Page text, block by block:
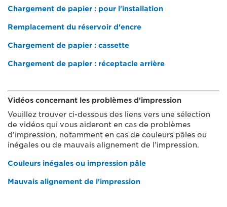
Chargement de papier : pour l'installation
Remplacement du réservoir d'encre
Chargement de papier : cassette
Chargement de papier : réceptacle arrière
Vidéos concernant les problèmes d'impression
Veuillez trouver ci-dessous des liens vers une sélection
de vidéos qui vous aideront en cas de problèmes
d'impression, notamment en cas de couleurs pâles ou
inégales ou de mauvais alignement de l'impression.
Couleurs inégales ou impression pâle
Mauvais alignement de l'impression